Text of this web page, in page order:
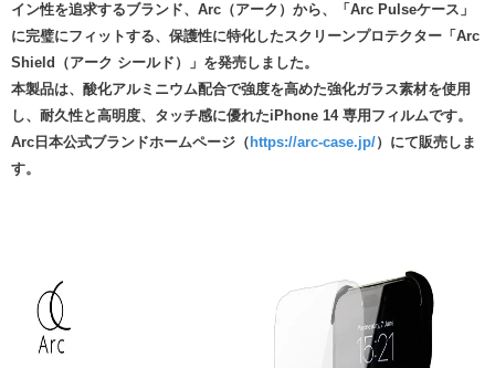
イン性を追求するブランド、Arc（アーク）から、「Arc Pulseケース」
に完璧にフィットする、保護性に特化したスクリーンプロテクター「Arc
Shield（アーク シールド）」を発売しました。
本製品は、酸化アルミニウム配合で強度を高めた強化ガラス素材を使用
し、耐久性と高明度、タッチ感に優れたiPhone 14 専用フィルムです。
Arc日本公式ブランドホームページ（ https://arc-case.jp/）にて販売しま
す。